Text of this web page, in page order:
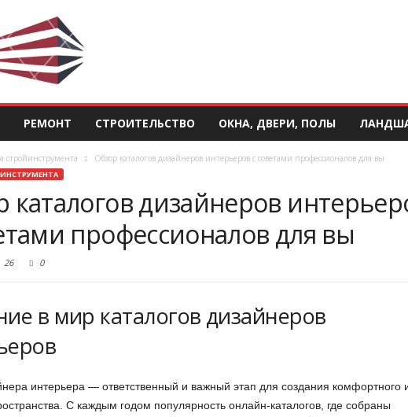
РЕМОНТ СТРОИТЕЛЬСТВО ОКНА, ДВЕРИ, ПОЛЫ
стройинструмента Обзор каталогов дизайнеров интерьеров с советами профессионалов для вы
каталогов дизайнеров
профессионалов для вы
26 0
в мир каталогов дизайнеров
интерьера — ответственный и важный этап для создания комфортного
С каждым годом популярность онлайн-каталогов, где собраны